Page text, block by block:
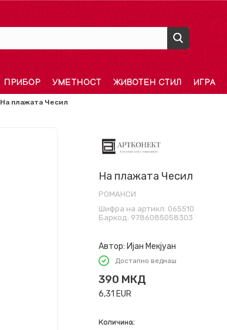
ПРИБОР УМЕТНОСТ ЖИВОТЕН СТИЛ ИГРА
На плажата Чесил
На плажата Чесил
РОМАНСИ
Шифра на артикл: 065510
Баркод: 9786085058303
Автор: Ијан Мекјуан
Достапно веднаш
390 МКД
6,31 EUR
Количина: